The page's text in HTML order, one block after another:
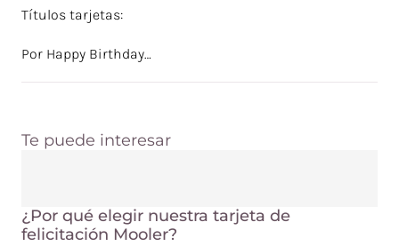
Títulos tarjetas:
Por Happy Birthday…
Te puede interesar
¿Por qué elegir nuestra tarjeta de
felicitación Mooler?